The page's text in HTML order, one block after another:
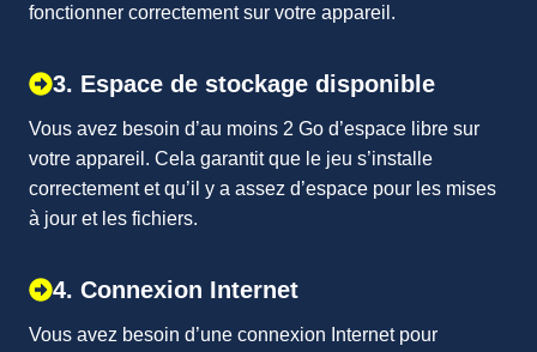
fonctionner correctement sur votre appareil.
3. Espace de stockage disponible
Vous avez besoin d’au moins 2 Go d’espace libre sur
votre appareil. Cela garantit que le jeu s’installe
correctement et qu’il y a assez d’espace pour les mises
à jour et les fichiers.
4. Connexion Internet
Vous avez besoin d’une connexion Internet pour